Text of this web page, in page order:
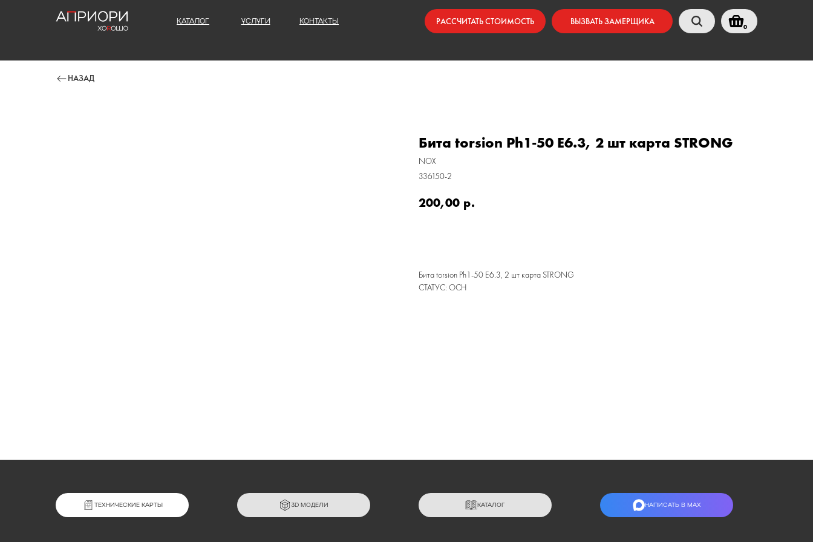
КОНТАКТЫ
УСЛУГИ
КАТАЛОГ ВЫЗВАТЬ ЗАМЕРЩИКА
РАССЧИТАТЬ СТОИМОСТЬ
0
НАЗАД
Бита torsion Ph1-50 E6.3, 2 шт карта STRONG
NOX
336150-2
200,00 р.
Бита torsion Ph1-50 E6.3, 2 шт карта STRONG
СТАТУС: ОСН
НАПИСАТЬ В МАХ
КАТАЛОГ
3D МОДЕЛИ
ТЕХНИЧЕСКИЕ КАРТЫ